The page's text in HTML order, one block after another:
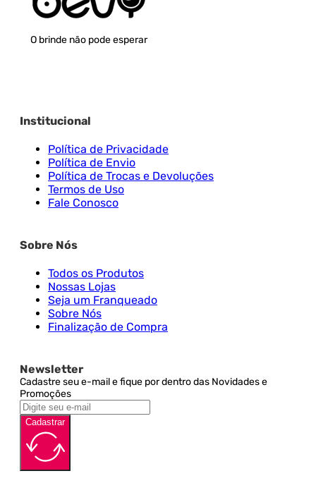
O brinde não pode esperar
Institucional
Política de Privacidade
Política de Envio
Política de Trocas e Devoluções
Termos de Uso
Fale Conosco
Sobre Nós
Todos os Produtos
Nossas Lojas
Seja um Franqueado
Sobre Nós
Finalização de Compra
Newsletter
Cadastre seu e-mail e fique por dentro das Novidades e
Promoções
Cadastrar